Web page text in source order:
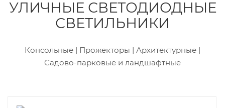
УЛИЧНЫЕ СВЕТОДИОДНЫЕ
СВЕТИЛЬНИКИ
Консольные | Прожекторы | Архитектурные |
Садово-парковые и ландшафтные